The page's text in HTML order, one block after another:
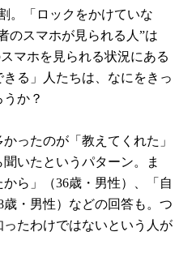
。「ロックをかけていな
のスマホが見られる人”は
マホを見られる状況にある
る」人たちは、なにをきっ
か？
ったのが「教えてくれた」
聞いたというパターン。ま
ら」（36歳・男性）、「自
・男性）などの回答も。つ
たわけではないという人が